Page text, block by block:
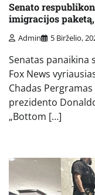
Senato
imigracijos
Admin 5 Birželio,
Senatas panaikina
Fox News
Chadas
prezidento
„Bottom […]